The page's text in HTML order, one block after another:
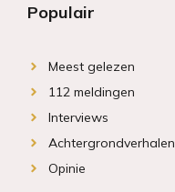
Populair
Meest gelezen
112 meldingen
Interviews
Achtergrondverhalen
Opinie